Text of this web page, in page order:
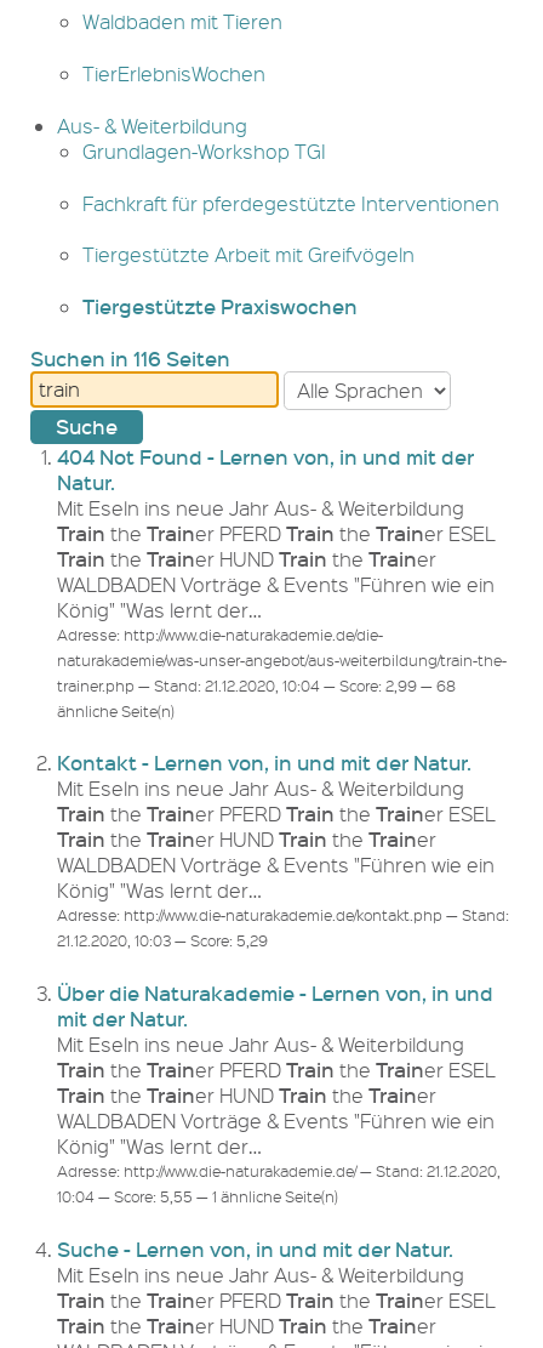
Waldbaden mit Tieren
TierErlebnisWochen
Aus- & Weiterbildung
Grundlagen-Workshop TGI
Fachkraft für pferdegestützte Interventionen
Tiergestützte Arbeit mit Greifvögeln
Tiergestützte Praxiswochen
Suchen in 116 Seiten
404 Not Found - Lernen von, in und mit der
Natur.
Mit Eseln ins neue Jahr Aus- & Weiterbildung
Train the Trainer PFERDTrain the Trainer ESEL
Train the Trainer HUNDTrain the Trainer
WALDBADEN Vorträge & Events "Führen wie ein
König" "Was lernt der…
Adresse: http://www.die-naturakademie.de/die-
naturakademie/was-unser-angebot/aus-weiterbildung/train-the-
trainer.php — Stand: 21.12.2020, 10:04 — Score: 2,99 — 68
ähnliche Seite(n)
Kontakt - Lernen von, in und mit der Natur.
Mit Eseln ins neue Jahr Aus- & Weiterbildung
Train the Trainer PFERDTrain the Trainer ESEL
Train the Trainer HUNDTrain the Trainer
WALDBADEN Vorträge & Events "Führen wie ein
König" "Was lernt der…
Adresse: http://www.die-naturakademie.de/kontakt.php — Stand:
21.12.2020, 10:03 — Score: 5,29
Über die Naturakademie - Lernen von, in und
mit der Natur.
Mit Eseln ins neue Jahr Aus- & Weiterbildung
Train the Trainer PFERDTrain the Trainer ESEL
Train the Trainer HUNDTrain the Trainer
WALDBADEN Vorträge & Events "Führen wie ein
König" "Was lernt der…
Adresse: http://www.die-naturakademie.de/ — Stand: 21.12.2020,
10:04 — Score: 5,55 — 1 ähnliche Seite(n)
Suche - Lernen von, in und mit der Natur.
Mit Eseln ins neue Jahr Aus- & Weiterbildung
Train the Trainer PFERDTrain the Trainer ESEL
Train the Trainer HUNDTrain the Trainer